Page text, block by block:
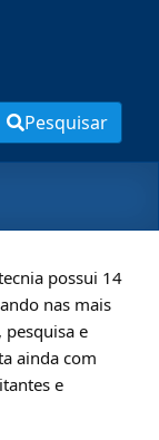
Pesquisar
possui 14
nas mais
pesquisa e
ainda com
e